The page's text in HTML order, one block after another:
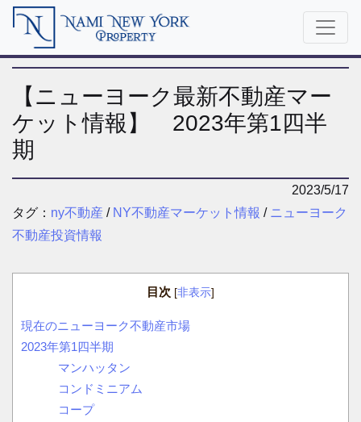
【ニューヨーク最新不動産マー
ケット情報】 2023年第1四半
期
2023/5/17
タグ： ny不動産 / NY不動産マーケット情報 / ニューヨーク
不動産投資情報
目次 [非表示]
現在のニューヨーク不動産市場
2023年第1四半期
マンハッタン
コンドミニアム
コープ